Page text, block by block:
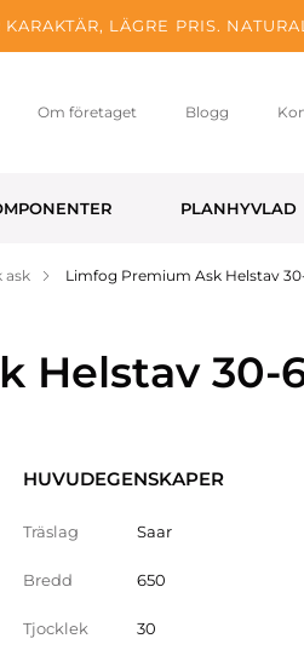
KARAKTÄR, LÄGRE PRIS.
Om företaget Blogg
PLANHYVLAD
ask Limfog Premium Ask Helstav
Helstav 30-
HUVUDEGENSKAPER
Träslag Saar
Bredd 650
Tjocklek 30